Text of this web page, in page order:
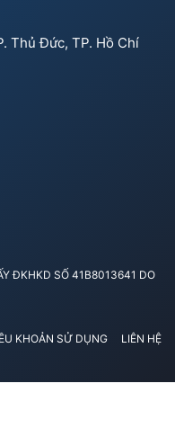
Thủ Đức, TP. Hồ Chí
ĐKHKD SỐ 41B8013641 DO
KHOẢN SỬ DỤNG LIÊN HỆ